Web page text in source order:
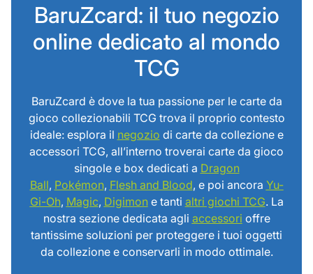
BaruZcard: il tuo negozio
online dedicato al mondo
TCG
BaruZcard è dove la tua passione per le carte da
gioco collezionabili TCG trova il proprio contesto
ideale: esplora il negozio di carte da collezione e
accessori TCG, all’interno troverai carte da gioco
singole e box dedicati a Dragon
Ball, Pokémon, Flesh and Blood, e poi ancora Yu-
Gi-Oh, Magic, Digimone tanti altri giochi TCG. La
nostra sezione dedicata agli accessori offre
tantissime soluzioni per proteggere i tuoi oggetti
da collezione e conservarli in modo ottimale.